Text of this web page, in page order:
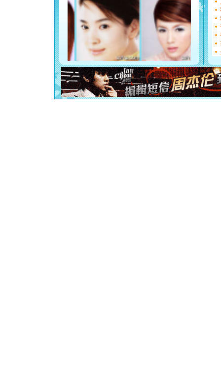
能正大
都要快乐
[圣诞节]
如意,快
[元旦]
看
断电。
你是我
[元旦]如
起；二是
离。水晶
[元旦]当
泣，这痛